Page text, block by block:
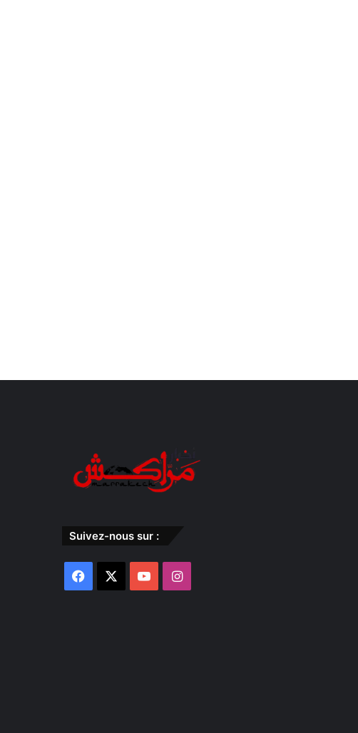
Suivez-nous sur :
Facebook YouTubeInstagram